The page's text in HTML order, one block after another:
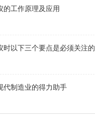
的工作原理及应用
时以下三个要点是必须关注的
代制造业的得力助手